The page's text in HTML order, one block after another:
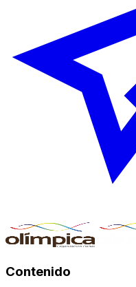
Contenido